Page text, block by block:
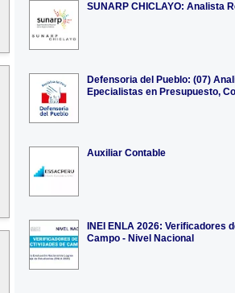
SUNARP CHICLAYO: Analista
Defensoria del Pueblo: (07)
Epecialistas en Presupuesto,
Auxiliar Contable
INEI ENLA 2026: Verificadores
Campo - Nivel Nacional